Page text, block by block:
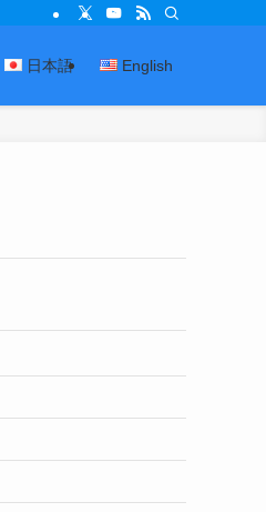
日本語 English